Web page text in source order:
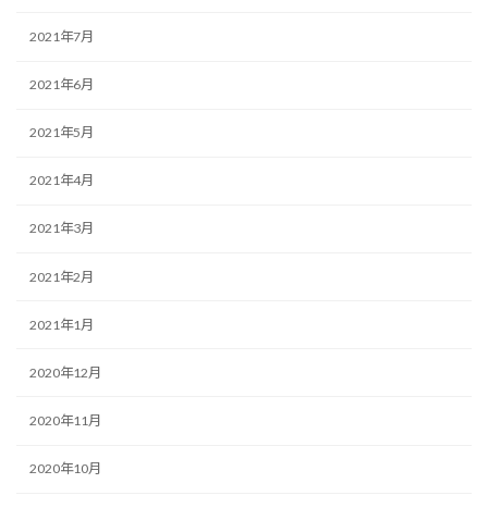
2021年7月
2021年6月
2021年5月
2021年4月
2021年3月
2021年2月
2021年1月
2020年12月
2020年11月
2020年10月